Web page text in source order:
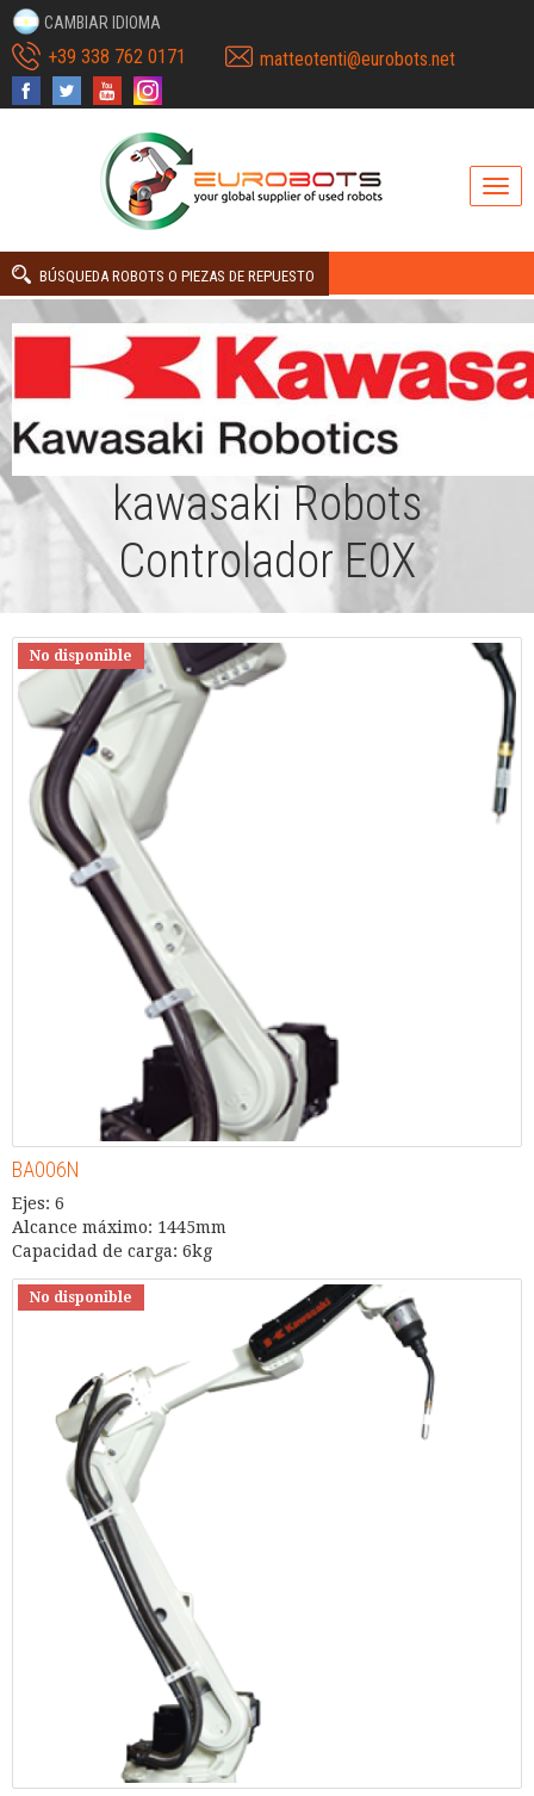
CAMBIAR IDIOMA
+39 338 762 0171 matteotenti@eurobots.net
BÚSQUEDA ROBOTS O PIEZAS DE REPUESTO
kawasaki Robots
Controlador E0X
No disponible
BA006N
Ejes: 6
Alcance máximo: 1445mm
Capacidad de carga: 6kg
No disponible